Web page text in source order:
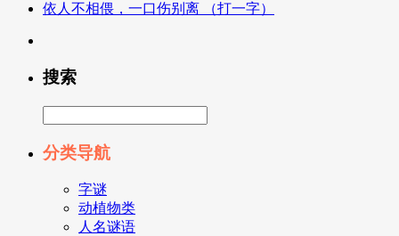
依人不相偎，一口伤别离 （打一字）
搜索
分类导航
字谜
动植物类
人名谜语